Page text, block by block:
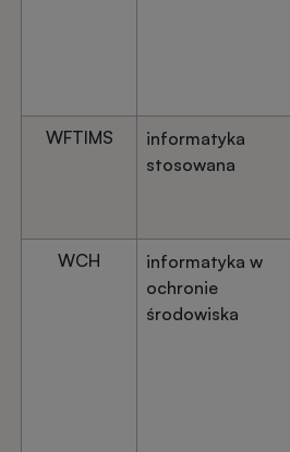
WFTIMS
informatyka
stosowana
WCH
informatyka w
ochronie
środowiska